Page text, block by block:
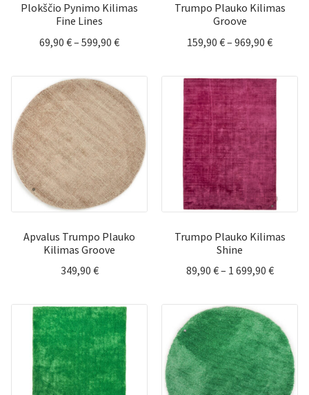
Plokščio Pynimo Kilimas
Fine Lines
69,90 €– 599,90 €Price
69,90 €
through
599,90 €
Trumpo Plauko Kilimas
Groove
159,90 €– 969,90 €Price
159,90 €
969,90 €
Apvalus Trumpo Plauko
Kilimas Groove
349,90 €
Trumpo Plauko Kilimas
Shine
89,90 €– 1 699,90 €Price
89,90 €
1
699,90